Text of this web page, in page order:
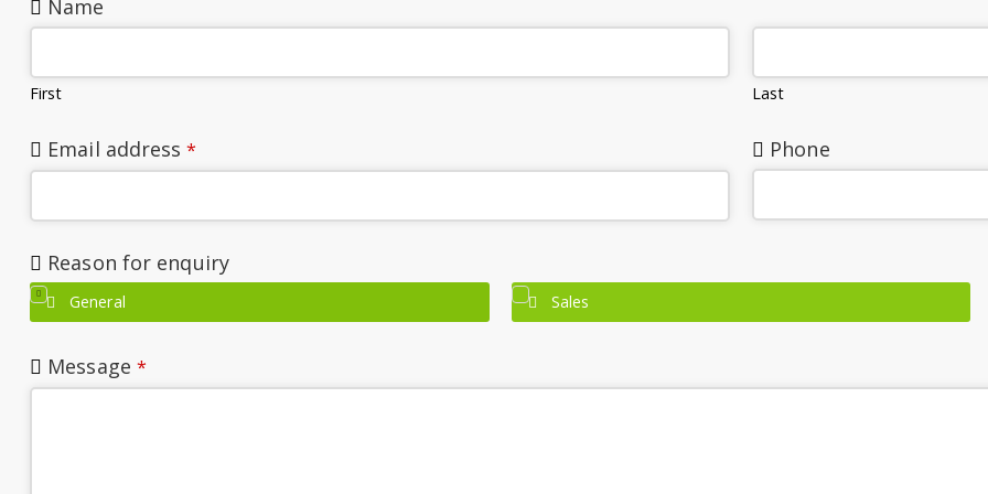
Name
First Last
Email address * Phone
Reason for enquiry
General Sales
Message *